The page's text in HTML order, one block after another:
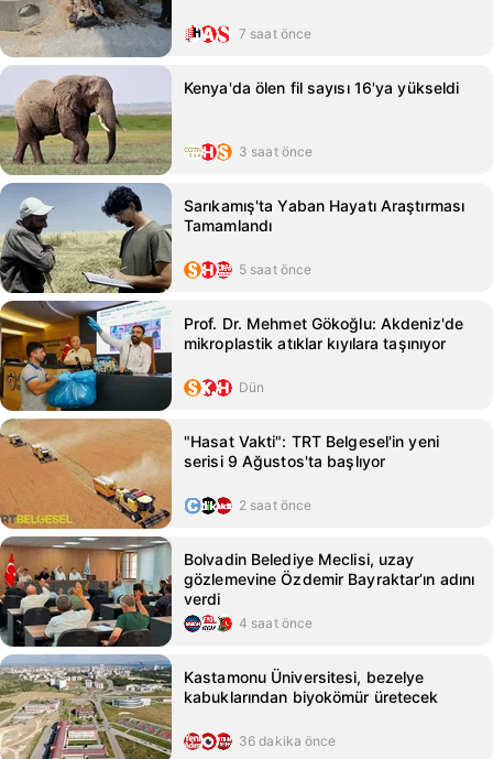
7 saat önce
Kenya'da ölen fil sayısı 16'ya yükseldi
3 saat önce
Sarıkamış'ta Yaban Hayatı Araştırması
Tamamlandı
5 saat önce
Prof. Dr. Mehmet Gökoğlu: Akdeniz'de
mikroplastik atıklar kıyılara taşınıyor
Dün
"Hasat Vakti": TRT Belgesel'in yeni
serisi 9 Ağustos'ta başlıyor
2 saat önce
Bolvadin Belediye Meclisi, uzay
gözlemevine Özdemir Bayraktar’ın adını
verdi
4 saat önce
Kastamonu Üniversitesi, bezelye
kabuklarından biyokömür üretecek
36 dakika önce